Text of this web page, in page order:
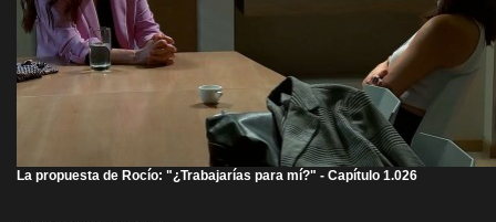
La propuesta de Rocío: "¿Trabajarías para mí?" - Capítulo 1.026